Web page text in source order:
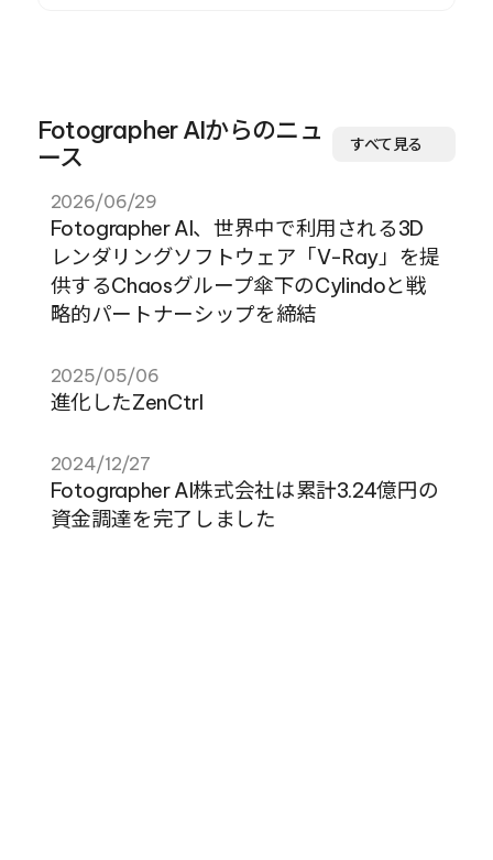
Fotographer AIからのニュ
ース
すべて見る
2026/06/29
Fotographer AI、世界中で利用される3D
レンダリングソフトウェア「V-Ray」を提
供するChaosグループ傘下のCylindoと戦
略的パートナーシップを締結
2025/05/06
進化したZenCtrl
2024/12/27
Fotographer AI株式会社は累計3.24億円の
資金調達を完了しました